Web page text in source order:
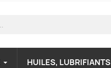
HUILES, LUBRIFIANTS